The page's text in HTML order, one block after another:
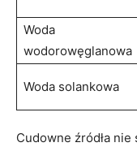
Woda
wodorowęglanowa
Woda solankowa
Cudowne źródła